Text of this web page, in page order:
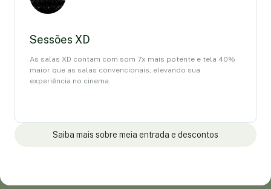
Sessões XD
As salas XD contam com som 7x mais potente e tela 40%
maior que as salas convencionais, elevando sua
experiência no cinema.
Saiba mais sobre meia entrada e descontos